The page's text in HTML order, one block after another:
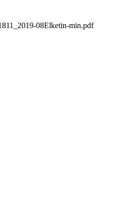
08Elketin-min.pdf